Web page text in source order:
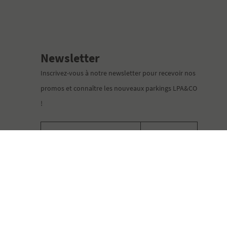
Newsletter
Inscrivez-vous à notre newsletter pour recevoir nos
promos et connaître les nouveaux parkings LPA&CO
!